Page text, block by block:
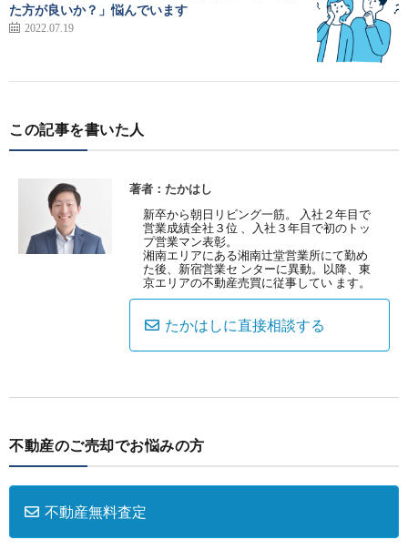
た方が良いか？」悩んでいます
2022.07.19
この記事を書いた人
著者：たかはし
新卒から朝日リビング一筋。 入社２年目で
営業成績全社３位 、入社３年目で初のトッ
プ営業マン表彰。
湘南エリアにある湘南辻堂営業所にて勤め
た後、新宿営業セ ンターに異動。以降、東
京エリアの不動産売買に従事してい ます。
たかはしに直接相談する
不動産のご売却でお悩みの方
不動産無料査定